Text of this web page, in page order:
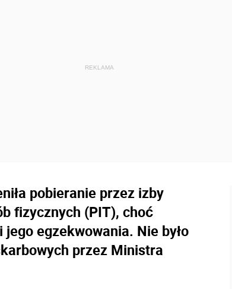
pobieranie przez izby
fizycznych (PIT), choć
egzekwowania. Nie było
przez Ministra